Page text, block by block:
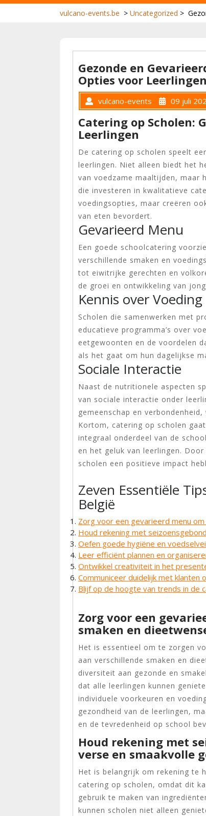
vulcano-events.be > Uncategorized >
Gezonde en
Opties voor Leerlingen
vulcano-events 09 juli
Catering op Scholen:
Leerlingen
De catering op scholen speelt
leerlingen. Niet alleen biedt het
van voedzame maaltijden, maar
die investeren in kwalitatieve
voedingsopties, maar creëren
van eten bevordert.
Gevarieerd Menu
Een goede schoolcatering
verschillende smaken en
tot eiwitrijke gerechten en
de groei en ontwikkeling van
Kennis over Voeding
Scholen die samenwerken met
educatieve programma’s over
eetgewoonten en de voordelen
als het gaat om hun dagelijkse
Sociale Interactie
Naast de nutritionele aspecten
van sociale interactie onder
gemeenschap en
Kortom, catering op scholen
integraal onderdeel van de
en het geluk van leerlingen.
scholen een positieve impact
Zeven Essentiële
België
Zorg voor een gevarieerd menu
Houd rekening met
Oefen goede hygiëne en
Leer efficiënt plannen en
Ontwikkel creativiteit in het
Communiceer duidelijk met
Blijf op de hoogte van trends in de
Zorg voor een
smaken en
Het is essentieel om te zorgen
aan verschillende smaken en
diversiteit aan gezonde en
dat alle leerlingen kunnen
individuele voorkeuren en
gezondheid van de leerlingen,
en de tevredenheid op school
Houd rekening met
verse en smaakvolle
Het is belangrijk om rekening te
catering op scholen, omdat dit
gebruik te maken van
kunnen scholen niet alleen